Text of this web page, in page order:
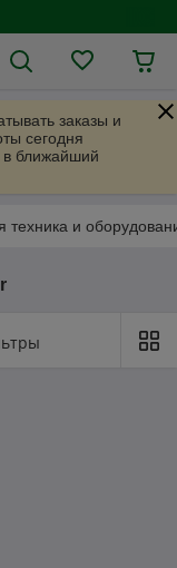
заказы и
сегодня
в ближайший
техника и